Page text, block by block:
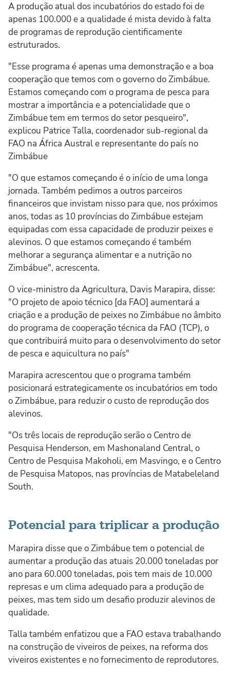
A produção atual dos incubatórios do estado foi de
apenas 100.000 e a qualidade é mista devido à falta
de programas de reprodução cientificamente
estruturados.
"Esse programa é apenas uma demonstração e a boa
cooperação que temos com o governo do Zimbábue.
Estamos começando com o programa de pesca para
mostrar a importância e a potencialidade que o
Zimbábue tem em termos do setor pesqueiro",
explicou Patrice Talla, coordenador sub-regional da
FAO na África Austral e representante do país no
Zimbábue
"O que estamos começando é o início de uma longa
jornada. Também pedimos a outros parceiros
financeiros que invistam nisso para que, nos próximos
anos, todas as 10 províncias do Zimbábue estejam
equipadas com essa capacidade de produzir peixes e
alevinos. O que estamos começando é também
melhorar a segurança alimentar e a nutrição no
Zimbábue", acrescenta.
O vice-ministro da Agricultura, Davis Marapira, disse:
"O projeto de apoio técnico [da FAO] aumentará a
criação e a produção de peixes no Zimbábue no âmbito
do programa de cooperação técnica da FAO (TCP), o
que contribuirá muito para o desenvolvimento do setor
de pesca e aquicultura no país"
Marapira acrescentou que o programa também
posicionará estrategicamente os incubatórios em todo
o Zimbábue, para reduzir o custo de reprodução dos
alevinos.
"Os três locais de reprodução serão o Centro de
Pesquisa Henderson, em Mashonaland Central, o
Centro de Pesquisa Makoholi, em Masvingo, e o Centro
de Pesquisa Matopos, nas províncias de Matabeleland
South.
Potencial para triplicar a produção
Marapira disse que o Zimbábue tem o potencial de
aumentar a produção das atuais 20.000 toneladas por
ano para 60.000 toneladas, pois tem mais de 10.000
represas e um clima adequado para a produção de
peixes, mas tem sido um desafio produzir alevinos de
qualidade.
Talla também enfatizou que a FAO estava trabalhando
na construção de viveiros de peixes, na reforma dos
viveiros existentes e no fornecimento de reprodutores.